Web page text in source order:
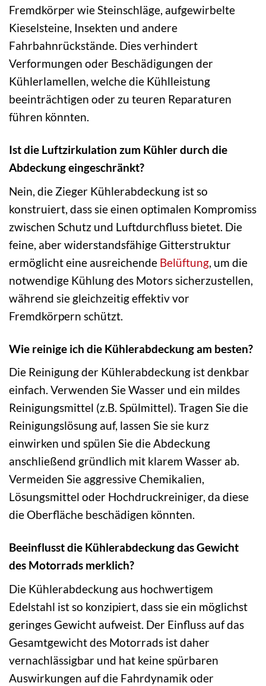
Fremdkörper wie Steinschläge, aufgewirbelte
Kieselsteine, Insekten und andere
Fahrbahnrückstände. Dies verhindert
Verformungen oder Beschädigungen der
Kühlerlamellen, welche die Kühlleistung
beeinträchtigen oder zu teuren Reparaturen
führen könnten.
Ist die Luftzirkulation zum Kühler durch die
Abdeckung eingeschränkt?
Nein, die Zieger Kühlerabdeckung ist so
konstruiert, dass sie einen optimalen Kompromiss
zwischen Schutz und Luftdurchfluss bietet. Die
feine, aber widerstandsfähige Gitterstruktur
ermöglicht eine ausreichende Belüftung, um die
notwendige Kühlung des Motors sicherzustellen,
während sie gleichzeitig effektiv vor
Fremdkörpern schützt.
Wie reinige ich die Kühlerabdeckung am besten?
Die Reinigung der Kühlerabdeckung ist denkbar
einfach. Verwenden Sie Wasser und ein mildes
Reinigungsmittel (z.B. Spülmittel). Tragen Sie die
Reinigungslösung auf, lassen Sie sie kurz
einwirken und spülen Sie die Abdeckung
anschließend gründlich mit klarem Wasser ab.
Vermeiden Sie aggressive Chemikalien,
Lösungsmittel oder Hochdruckreiniger, da diese
die Oberfläche beschädigen könnten.
Beeinflusst die Kühlerabdeckung das Gewicht
des Motorrads merklich?
Die Kühlerabdeckung aus hochwertigem
Edelstahl ist so konzipiert, dass sie ein möglichst
geringes Gewicht aufweist. Der Einfluss auf das
Gesamtgewicht des Motorrads ist daher
vernachlässigbar und hat keine spürbaren
Auswirkungen auf die Fahrdynamik oder